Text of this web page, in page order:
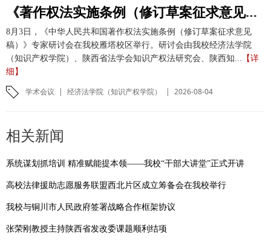
《著作权法实施条例（修订草案征求意见稿）》专家研讨会在我校举办
8月3日，《中华人民共和国著作权法实施条例（修订草案征求意见
稿）》专家研讨会在我校雁塔校区举行。研讨会由我校经济法学院
（知识产权学院）、陕西省法学会知识产权法研究会、陕西知... 【详
细】
学术会议 | 经济法学院（知识产权学院） | 2026-08-04
相关新闻
系统谋划抓培训 精准赋能提本领——我校“干部大讲堂”正式开讲
高校法律援助志愿服务联盟西北片区成立筹备会在我校举行
我校与铜川市人民政府签署战略合作框架协议
张荣刚教授主持陕西省发改委课题顺利结项